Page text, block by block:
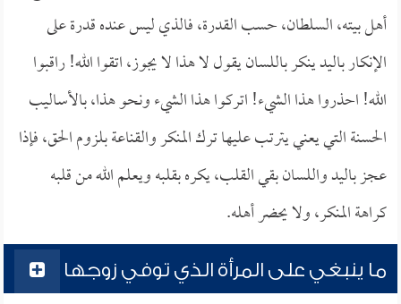
أهل بيته، السلطان، حسب القدرة، فالذي ليس عنده قدرة على
الإنكار باليد ينكر باللسان يقول لا هذا لا يجوز، اتقوا الله! راقبوا
الله! احذروا هذا الشيء! اتركوا هذا الشيء ونحو هذا، بالأساليب
الحسنة التي يعني يترتب عليها ترك المنكر والقناعة بلزوم الحق، فإذا
عجز باليد واللسان بقي القلب، يكره بقلبه ويعلم الله من قلبه
كراهة المنكر، ولا يحضر أهله.
ما ينبغي على المرأة الذي توفي زوجها